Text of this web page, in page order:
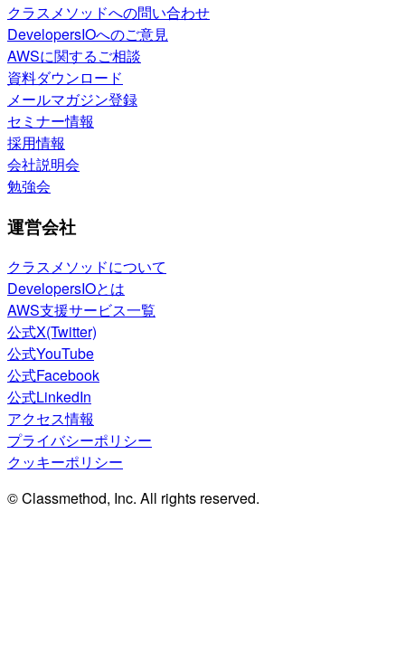
クラスメソッドへの問い合わせ
DevelopersIOへのご意見
AWSに関するご相談
資料ダウンロード
メールマガジン登録
セミナー情報
採用情報
会社説明会
勉強会
運営会社
クラスメソッドについて
DevelopersIOとは
AWS支援サービス一覧
公式X(Twitter)
公式YouTube
公式Facebook
公式LinkedIn
アクセス情報
プライバシーポリシー
クッキーポリシー
© Classmethod, Inc. All rights reserved.